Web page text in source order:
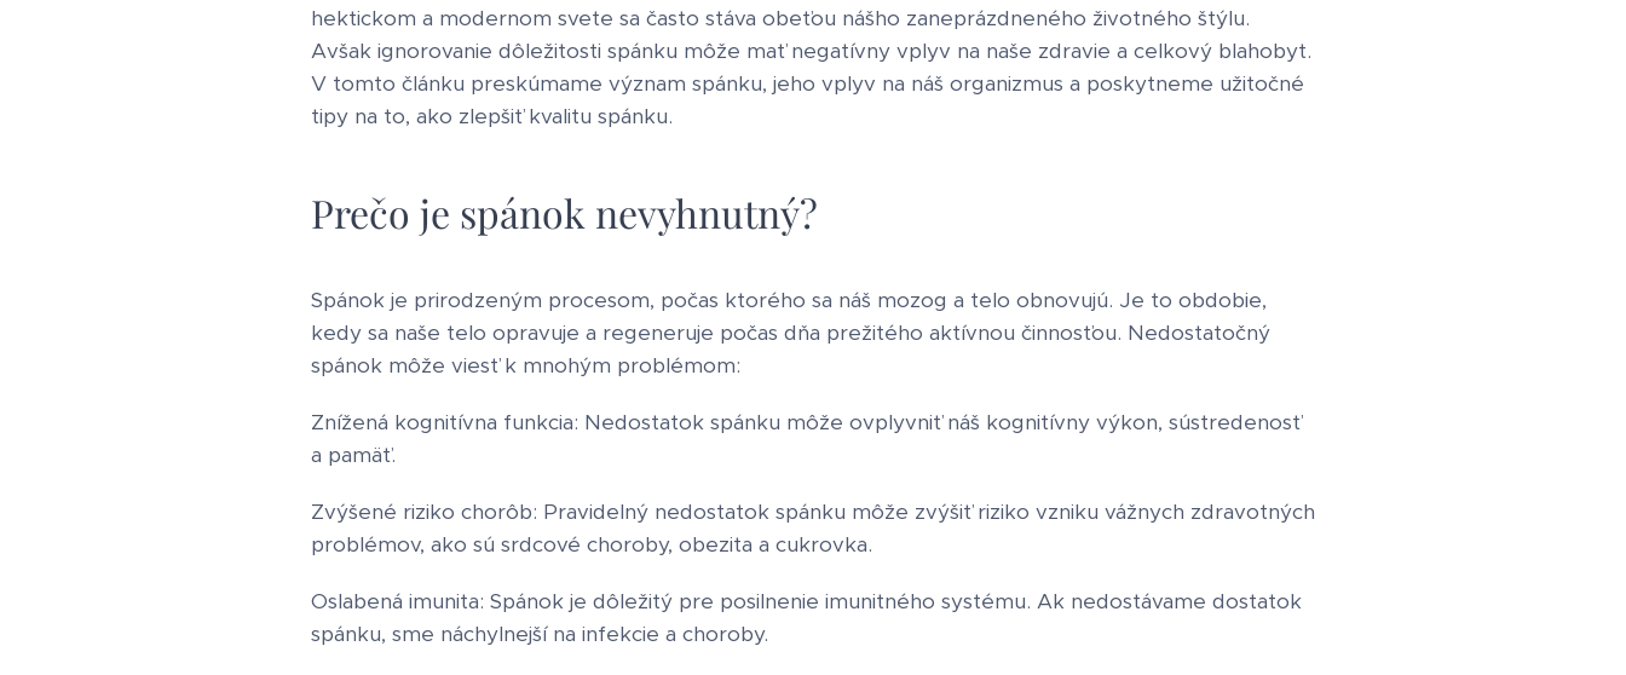
hektickom a modernom svete sa často stáva obeťou nášho zaneprázdneného životného štýlu.
Avšak ignorovanie dôležitosti spánku môže mať negatívny vplyv na naše zdravie a celkový blahobyt.
V tomto článku preskúmame význam spánku, jeho vplyv na náš organizmus a poskytneme užitočné
tipy na to, ako zlepšiť kvalitu spánku.
Prečo je spánok nevyhnutný?
Spánok je prirodzeným procesom, počas ktorého sa náš mozog a telo obnovujú. Je to obdobie,
kedy sa naše telo opravuje a regeneruje počas dňa prežitého aktívnou činnosťou. Nedostatočný
spánok môže viesť k mnohým problémom:
Znížená kognitívna funkcia: Nedostatok spánku môže ovplyvniť náš kognitívny výkon, sústredenosť
a pamäť.
Zvýšené riziko chorôb: Pravidelný nedostatok spánku môže zvýšiť riziko vzniku vážnych zdravotných
problémov, ako sú srdcové choroby, obezita a cukrovka.
Oslabená imunita: Spánok je dôležitý pre posilnenie imunitného systému. Ak nedostávame dostatok
spánku, sme náchylnejší na infekcie a choroby.